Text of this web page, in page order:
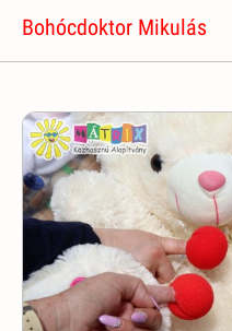
Bohócdoktor Mikulás